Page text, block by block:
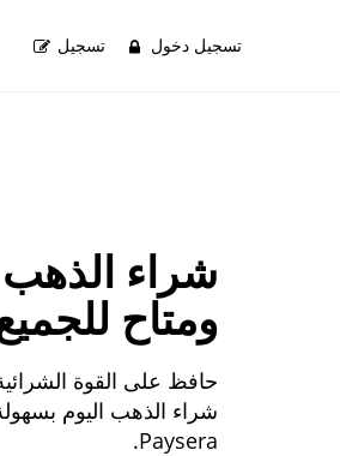
تسجيل تسجيل دخول
شراء الذهب
ومتاح
حافظ على القوة
شراء الذهب اليوم
Paysera.